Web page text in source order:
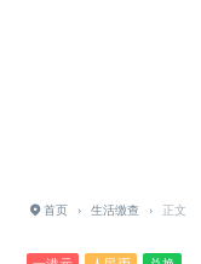
首页 › 生活缴查 › 正文